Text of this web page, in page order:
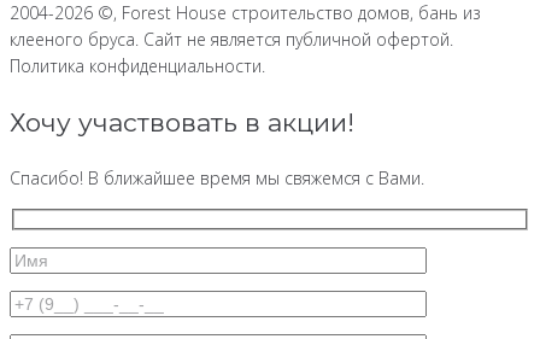
2004-2026 ©, Forest House строительство домов, бань из
клееного бруса. Сайт не является публичной офертой.
Политика конфиденциальности.
Хочу участвовать в акции!
Спасибо! В ближайшее время мы свяжемся с Вами.